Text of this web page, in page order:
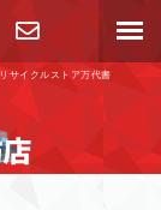
サイクルストア万代書
問い合わ
せ